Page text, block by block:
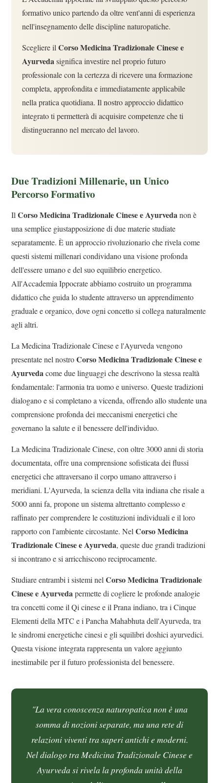
formativo unico partendo da oltre vent'anni di esperienza
nell'insegnamento delle discipline naturopatiche.
Scegliere ilCorso Medicina Tradizionale Cinese e
Ayurvedasignifica investire nel proprio futuro
professionale con la certezza di ricevere una formazione
completa, approfondita e immediatamente applicabile
nella pratica quotidiana. Il nostro approccio didattico
integrato ti permetterà di acquisire competenze che ti
distingueranno nel mercato del lavoro.
Due Tradizioni Millenarie, un Unico
Percorso Formativo
IlCorso Medicina Tradizionale Cinese e Ayurvedanon è
una semplice giustapposizione di due materie studiate
separatamente. È un approccio rivoluzionario che rivela come
questi sistemi millenari condividano una visione profonda
dell'essere umano e del suo equilibrio energetico.
All'Accademia Ippocrate abbiamo costruito un programma
didattico che guida lo studente attraverso un apprendimento
graduale e organico, dove ogni concetto si collega naturalmente
agli altri.
La Medicina Tradizionale Cinese e l'Ayurveda vengono
presentate nel nostroCorso Medicina Tradizionale Cinese e
Ayurvedacome due linguaggi che descrivono la stessa realtà
fondamentale: l'armonia tra uomo e universo. Queste tradizioni
dialogano e si completano a vicenda, offrendo allo studente una
comprensione profonda dei meccanismi energetici che
governano la salute e il benessere dell'individuo.
La Medicina Tradizionale Cinese, con oltre 3000 anni di storia
documentata, offre una comprensione sofisticata dei flussi
energetici che attraversano il corpo umano attraverso i
meridiani. L'Ayurveda, la scienza della vita indiana che risale a
5000 anni fa, propone un sistema altrettanto complesso e
raffinato per comprendere le costituzioni individuali e il loro
rapporto con l'ambiente circostante. NelCorso Medicina
Tradizionale Cinese e Ayurveda, queste due grandi tradizioni
si incontrano e si arricchiscono reciprocamente.
Studiare entrambi i sistemi nelCorso Medicina Tradizionale
Cinese e Ayurvedapermette di cogliere le profonde analogie
tra concetti come il Qi cinese e il Prana indiano, tra i Cinque
Elementi della MTC e i Pancha Mahabhuta dell'Ayurveda, tra
le sindromi energetiche cinesi e gli squilibri doshici ayurvedici.
Questa visione integrata rappresenta un valore aggiunto
inestimabile per il futuro professionista del benessere.
"La vera conoscenza naturopatica non è una
somma di nozioni separate, ma una rete di
relazioni viventi tra saperi antichi e moderni.
Nel dialogo tra Medicina Tradizionale Cinese e
Ayurveda si rivela la profonda unità della